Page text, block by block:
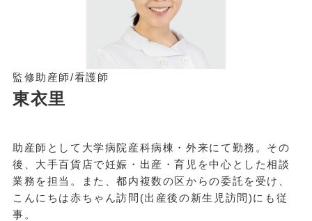
監修助産師/看護師
東衣里
助産師として大学病院産科病棟・外来にて勤務。その
後、大手百貨店で妊娠・出産・育児を中心とした相談
業務を担当。また、都内複数の区からの委託を受け、
こんにちは赤ちゃん訪問(出産後の新生児訪問)にも従
事。